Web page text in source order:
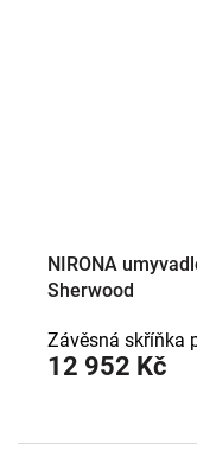
NIRONA
Sherwood
12 952 Kč
Závěsná skříňka